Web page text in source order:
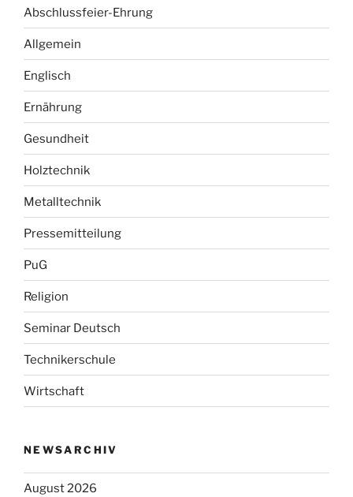
Abschlussfeier-Ehrung
Allgemein
Englisch
Ernährung
Gesundheit
Holztechnik
Metalltechnik
Pressemitteilung
PuG
Religion
Seminar Deutsch
Technikerschule
Wirtschaft
NEWSARCHIV
August 2026